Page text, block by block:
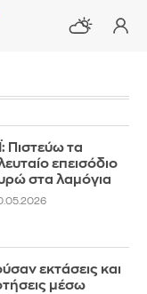
Πιστεύω τα
επεισόδιο
στα λαμόγια
εκτάσεις και
μέσω